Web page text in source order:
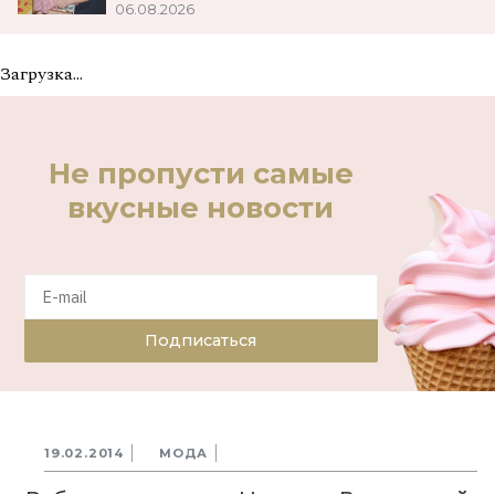
06.08.2026
Загрузка...
Не пропусти самые
вкусные новости
Подписаться
19.02.2014 МОДА